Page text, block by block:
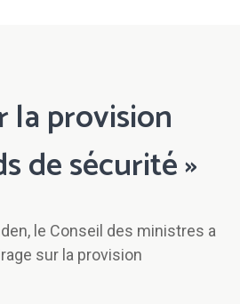
la provision
de sécurité »
le Conseil des ministres a
sur la provision